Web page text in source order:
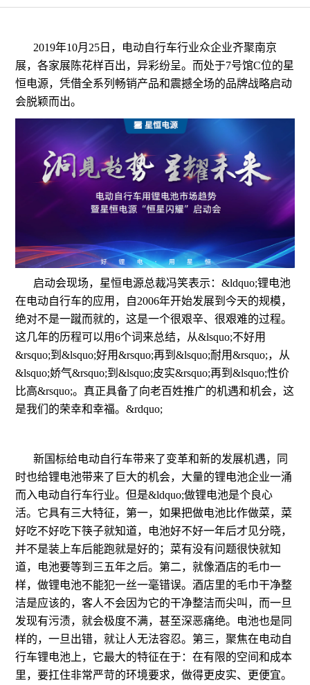
2019年10月25日，电动自行车行业众企业齐聚南京
展，各家展陈花样百出，异彩纷呈。而处于7号馆C位的星
恒电源，凭借全系列畅销产品和震撼全场的品牌战略启动
会脱颖而出。
启动会现场，星恒电源总裁冯笑表示：&ldquo;锂电池
在电动自行车的应用，自2006年开始发展到今天的规模，
绝对不是一蹴而就的，这是一个很艰辛、很艰难的过程。
这几年的历程可以用6个词来总结，从&lsquo;不好用
&rsquo;到&lsquo;好用&rsquo;再到&lsquo;耐用&rsquo;，从
&lsquo;娇气&rsquo;到&lsquo;皮实&rsquo;再到&lsquo;性价
比高&rsquo;。真正具备了向老百姓推广的机遇和机会，这
是我们的荣幸和幸福。&rdquo;
新国标给电动自行车带来了变革和新的发展机遇，同
时也给锂电池带来了巨大的机会，大量的锂电池企业一涌
而入电动自行车行业。但是&ldquo;做锂电池是个良心
活。它具有三大特征，第一，如果把做电池比作做菜，菜
好吃不好吃下筷子就知道，电池好不好一年后才见分晓，
并不是装上车后能跑就是好的；菜有没有问题很快就知
道，电池要等到三五年之后。第二，就像酒店的毛巾一
样，做锂电池不能犯一丝一毫错误。酒店里的毛巾干净整
洁是应该的，客人不会因为它的干净整洁而尖叫，而一旦
发现有污渍，就会极度不满，甚至深恶痛绝。电池也是同
样的，一旦出错，就让人无法容忍。第三，聚焦在电动自
行车锂电池上，它最大的特征在于：在有限的空间和成本
里，要扛住非常严苛的环境要求，做得更皮实、更便宜。